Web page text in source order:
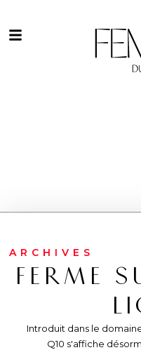
ARCHIVES
FERME
Introduit dans le
Q10 s'affiche